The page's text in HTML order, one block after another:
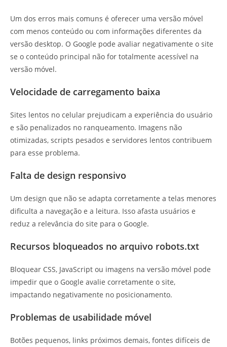
Um dos erros mais comuns é oferecer uma versão móvel
com menos conteúdo ou com informações diferentes da
versão desktop. O Google pode avaliar negativamente o site
se o conteúdo principal não for totalmente acessível na
versão móvel.
Velocidade de carregamento baixa
Sites lentos no celular prejudicam a experiência do usuário
e são penalizados no ranqueamento. Imagens não
otimizadas, scripts pesados e servidores lentos contribuem
para esse problema.
Falta de design responsivo
Um design que não se adapta corretamente a telas menores
dificulta a navegação e a leitura. Isso afasta usuários e
reduz a relevância do site para o Google.
Recursos bloqueados no arquivo robots.txt
Bloquear CSS, JavaScript ou imagens na versão móvel pode
impedir que o Google avalie corretamente o site,
impactando negativamente no posicionamento.
Problemas de usabilidade móvel
Botões pequenos, links próximos demais, fontes difíceis de